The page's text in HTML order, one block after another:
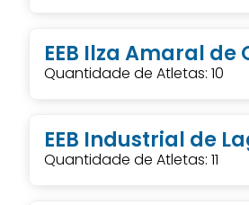
EEB Ilza Amaral de
Quantidade de Atletas: 10
EEB Industrial de
Quantidade de Atletas: 11